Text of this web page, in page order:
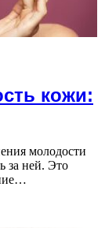
кожи:
молодости
за ней. Это